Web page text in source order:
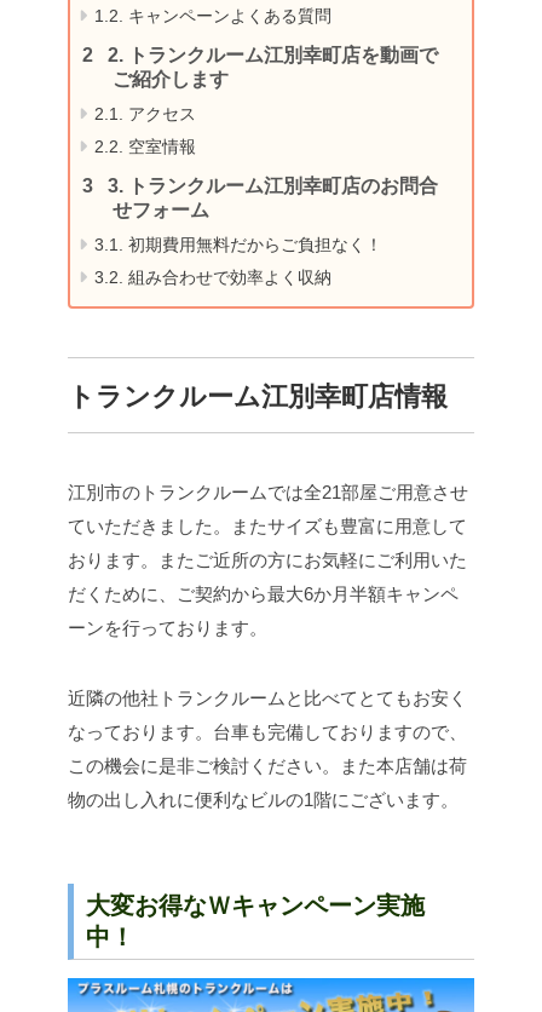
1.2.
キャンペーンよくある質問
2. トランクルーム江別幸町店を動画で
ご紹介します
2.1.
アクセス
2.2.
空室情報
3. トランクルーム江別幸町店のお問合
せフォーム
3.1. 初期費用無料だからご負担なく！
3.2. 組み合わせで効率よく収納
トランクルーム江別幸町店情報
江別市のトランクルームでは全21部屋ご用意させ
ていただきました。またサイズも豊富に用意して
おります。またご近所の方にお気軽にご利用いた
だくために、ご契約から最大6か月半額キャンペ
ーンを行っております。
近隣の他社トランクルームと比べてとてもお安く
なっております。台車も完備しておりますので、
この機会に是非ご検討ください。また本店舗は荷
物の出し入れに便利なビルの1階にございます。
大変お得なＷキャンペーン実施
中！